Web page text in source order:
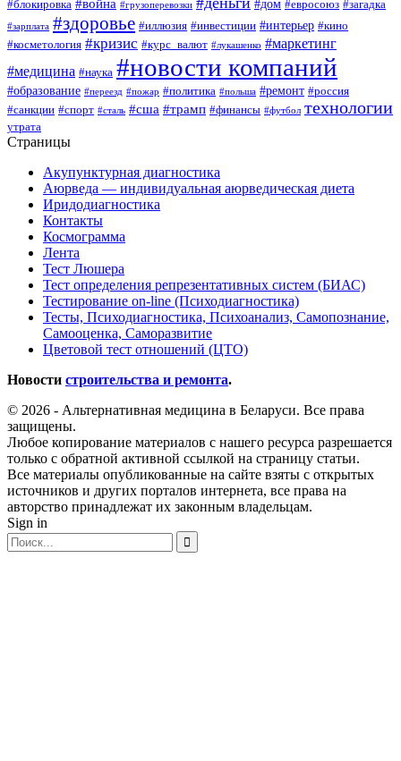
#блокировка #война #грузоперевозки #дом #евросоюз #загадка
#зарплата #здоровье #иллюзия #инвестиции #интерьер #кино
#косметология #кризис #курс_валют #лукашенко #маркетинг
#медицина #наука #новости компаний
#образование #переезд #пожар #политика #польша #ремонт #россия
#санкции #спорт #сталь #сша #трамп #финансы #футбол технологии
утрата
Страницы
Акупунктурная диагностика
Аюрведа — индивидуальная аюрведическая диета
Иридодиагностика
Контакты
Космограмма
Лента
Тест Люшера
Тест определения репрезентативных систем (БИАС)
Тестирование on-line (Психодиагностика)
Тесты, Психодиагностика, Психоанализ, Самопознание,
Самооценка, Саморазвитие
Цветовой тест отношений (ЦТО)
Новости строительства и ремонта.
© 2026 - Альтернативная медицина в Беларуси. Все права
защищены.
Любое копирование материалов с нашего ресурса разрешается
только с обратной активной ссылкой на страницу статьи.
Все материалы опубликованные на сайте взяты с открытых
источников и других порталов интернета, все права на
авторство принадлежат их законным владельцам.
Sign in